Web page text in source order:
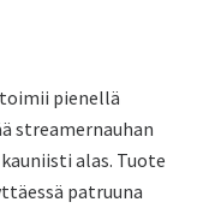
pienellä
streamernauhan
alas. Tuote
patruuna